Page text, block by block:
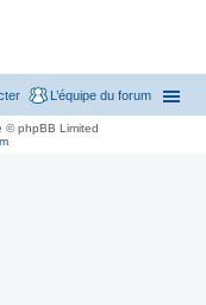
L’équipe du forum
© phpBB Limited